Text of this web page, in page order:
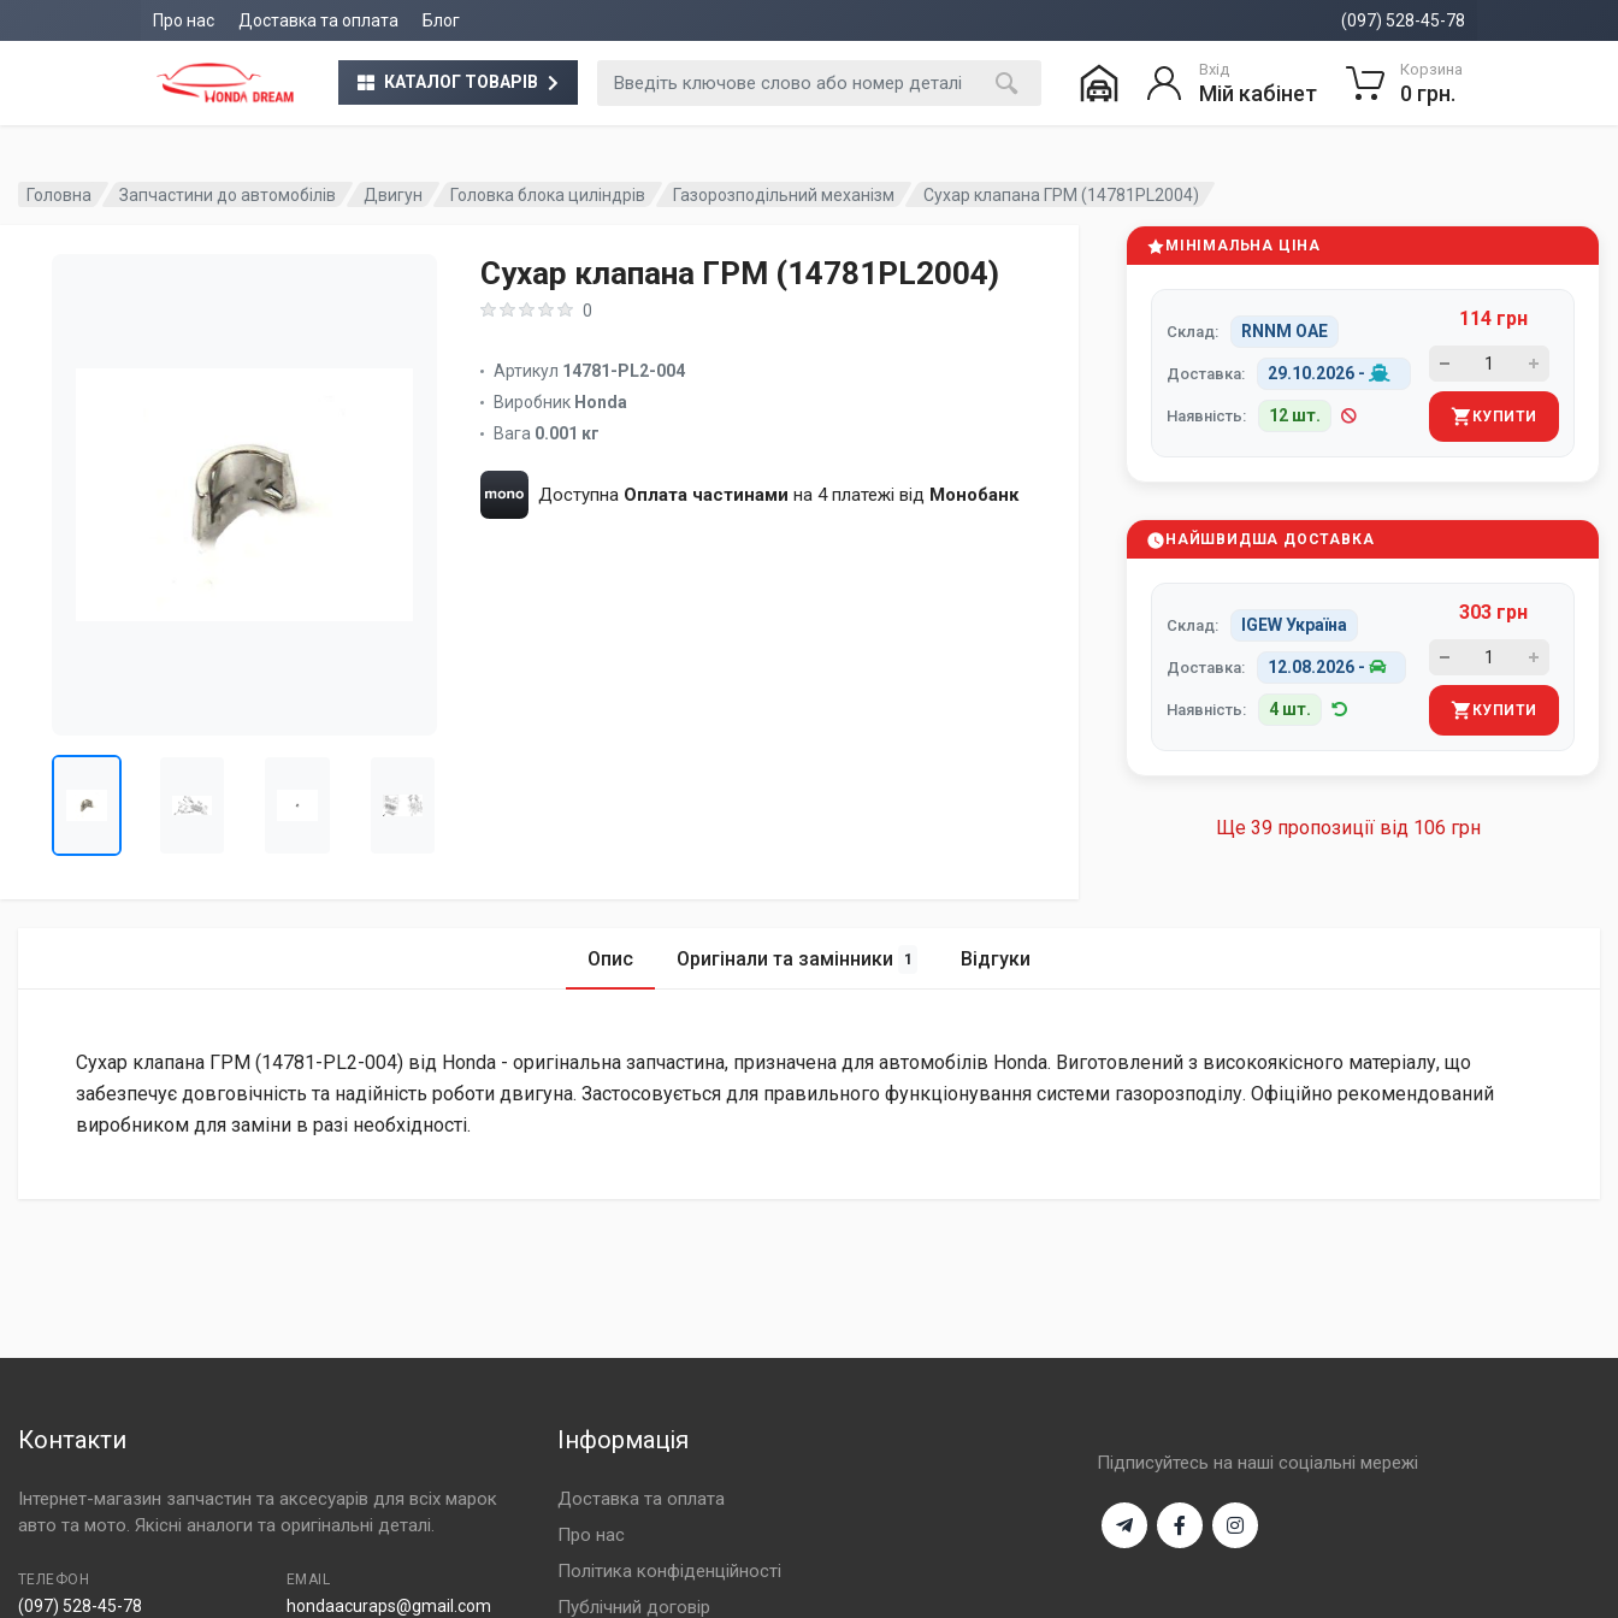
Про нас Доставка та оплата Блог (097) 528-45-78
КАТАЛОГ ТОВАРІВ
Вхід
Мій кабінет
Корзина
0 грн.
Головна Запчастини до автомобілів Двигун Головка блока циліндрів Газорозподільний механізм Сухар клапана ГРМ (14781PL2004)
Сухар клапана ГРМ (14781PL2004)
0
Артикул 14781-PL2-004
Виробник Honda
Вага 0.001 кг
Доступна Оплата частинами на 4 платежі від Монобанк
МІНІМАЛЬНА ЦІНА
Склад: RNNM ОАЕ
Доставка: 29.10.2026 -
Наявність: 12 шт.
114 грн
КУПИТИ
НАЙШВИДША ДОСТАВКА
Склад: IGEW Україна
Доставка: 12.08.2026 -
Наявність: 4 шт.
303 грн
КУПИТИ
Ще 39 пропозиції від 106 грн
Опис Оригінали та замінники 1 Відгуки
Сухар клапана ГРМ (14781-PL2-004) від Honda - оригінальна запчастина, призначена для автомобілів Honda. Виготовлений з високоякісного матеріалу, що
забезпечує довговічність та надійність роботи двигуна. Застосовується для правильного функціонування системи газорозподілу. Офіційно рекомендований
виробником для заміни в разі необхідності.
Контакти
Інтернет-магазин запчастин та аксесуарів для всіх марок
авто та мото. Якісні аналоги та оригінальні деталі.
ТЕЛЕФОН
(097) 528-45-78
EMAIL
hondaacuraps@gmail.com
Інформація
Доставка та оплата
Про нас
Політика конфіденційності
Публічний договір
Підписуйтесь на наші соціальні мережі